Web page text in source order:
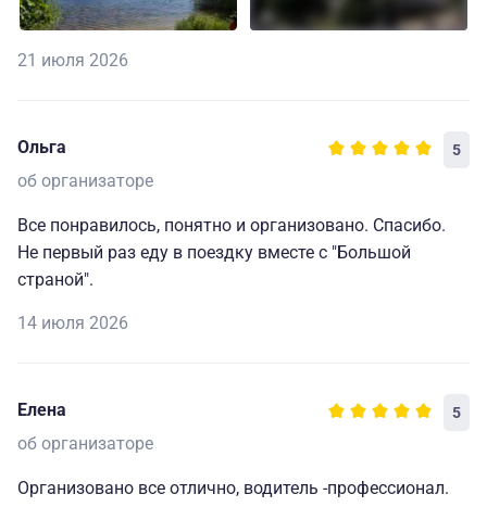
21 июля 2026
Ольга 5
об организаторе
Все понравилось, понятно и организовано. Спасибо.
Не первый раз еду в поездку вместе с "Большой
страной".
14 июля 2026
Елена 5
об организаторе
Организовано все отлично, водитель -профессионал.